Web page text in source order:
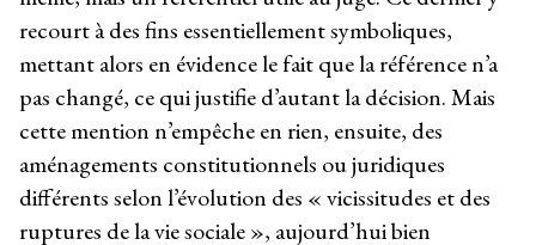
recourt à des fins essentiellement symboliques,
mettant alors en évidence le fait que la référence n’a
pas changé, ce qui justifie d’autant la décision. Mais
cette mention n’empêche en rien, ensuite, des
aménagements constitutionnels ou juridiques
différents selon l’évolution des « vicissitudes et des
ruptures de la vie sociale », aujourd’hui bien